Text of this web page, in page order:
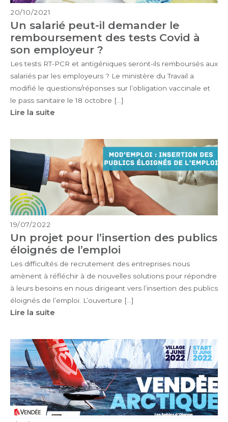
20/10/2021
Un salarié peut-il demander le
remboursement des tests Covid à
son employeur ?
Les tests RT-PCR et antigéniques seront-ils remboursés aux
salariés par les employeurs ? Le ministère du Travail a
modifié le questions/réponses sur l’obligation vaccinale et
le pass sanitaire le 18 octobre […]
Lire la suite
19/07/2022
Un projet pour l’insertion des publics
éloignés de l’emploi
Les difficultés de recrutement des entreprises nous
amènent à réfléchir à de nouvelles solutions pour répondre
à leurs besoins en nous dirigeant vers l’insertion des publics
éloignés de l’emploi. L’ouverture […]
Lire la suite